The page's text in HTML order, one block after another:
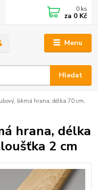
Menu
Hledat
0 ks
za 0 Kč
šikmá hrana, délka 70 cm,
hrana, délka
2 cm